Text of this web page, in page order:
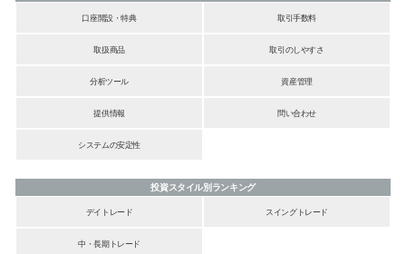
口座開設・特典
取引手数料
取扱商品 取引のしやすさ
分析ツール 資産管理
提供情報 問い合わせ
システムの安定性
投資スタイル別ランキング
デイトレード
スイングトレード
中・長期トレード